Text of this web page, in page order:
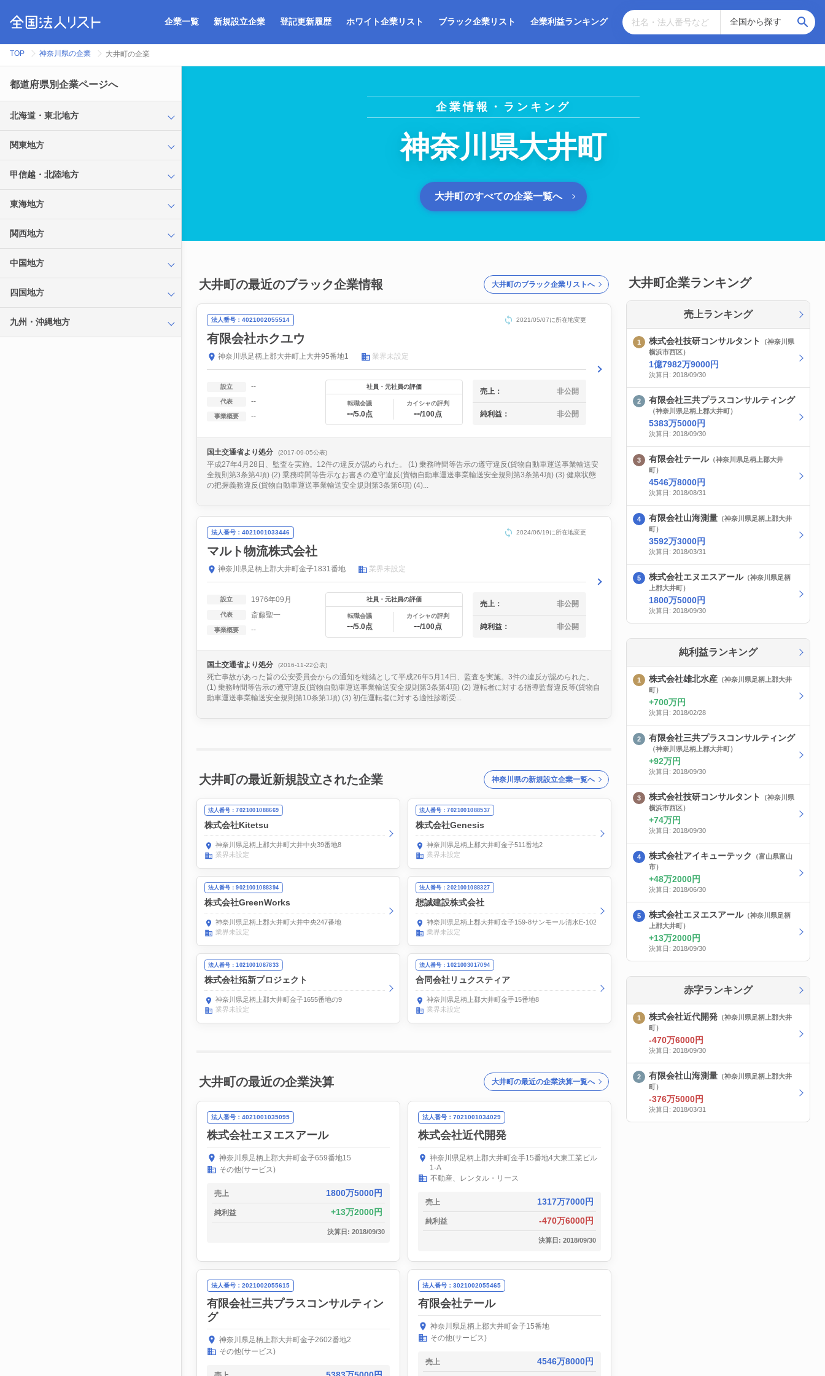
企業一覧 新規設立企業 登記更新履歴 ホワイト企業リスト ブラック企業リスト 企業利益ランキング
TOP 神奈川県の企業 大井町の企業
都道府県別企業ページへ
北海道・東北地方
関東地方
甲信越・北陸地方
東海地方
関西地方
中国地方
四国地方
九州・沖縄地方
企業情報・ランキング
神奈川県大井町
大井町のすべての企業一覧へ
大井町の最近のブラック企業情報 大井町のブラック企業リストへ
法人番号：4021002055514 2021/05/07に所在地変更
有限会社ホクユウ
神奈川県足柄上郡大井町上大井95番地1 業界未設定
設立 --
代表 --
事業概要 --
社員・元社員の評価
転職会議
--/5.0点
カイシャの評判
--/100点
売上： 非公開
純利益： 非公開
国土交通省より処分 (2017-09-05公表)
平成27年4月28日、監査を実施。12件の違反が認められた。 (1) 乗務時間等告示の遵守違反(貨物自動車運送事業輸送安
全規則第3条第4項) (2) 乗務時間等告示なお書きの遵守違反(貨物自動車運送事業輸送安全規則第3条第4項) (3) 健康状態
の把握義務違反(貨物自動車運送事業輸送安全規則第3条第6項) (4)...
法人番号：4021001033446 2024/06/19に所在地変更
マルト物流株式会社
神奈川県足柄上郡大井町金子1831番地 業界未設定
設立 1976年09月
代表 斎藤聖一
事業概要 --
社員・元社員の評価
転職会議
--/5.0点
カイシャの評判
--/100点
売上： 非公開
純利益： 非公開
国土交通省より処分 (2016-11-22公表)
死亡事故があった旨の公安委員会からの通知を端緒として平成26年5月14日、監査を実施。3件の違反が認められた。
(1) 乗務時間等告示の遵守違反(貨物自動車運送事業輸送安全規則第3条第4項) (2) 運転者に対する指導監督違反等(貨物自
動車運送事業輸送安全規則第10条第1項) (3) 初任運転者に対する適性診断受...
大井町の最近新規設立された企業 神奈川県の新規設立企業一覧へ
法人番号：7021001088669
株式会社Kitetsu
神奈川県足柄上郡大井町大井中央39番地8
業界未設定
法人番号：7021001088537
株式会社Genesis
神奈川県足柄上郡大井町金子511番地2
業界未設定
法人番号：9021001088394
株式会社GreenWorks
神奈川県足柄上郡大井町大井中央247番地
業界未設定
法人番号：2021001088327
想誠建設株式会社
神奈川県足柄上郡大井町金子159-8サンモール清水E-102
業界未設定
法人番号：1021001087833
株式会社拓新プロジェクト
神奈川県足柄上郡大井町金子1655番地の9
業界未設定
法人番号：1021003017094
合同会社リュクスティア
神奈川県足柄上郡大井町金手15番地8
業界未設定
大井町の最近の企業決算 大井町の最近の企業決算一覧へ
法人番号：4021001035095
株式会社エヌエスアール
神奈川県足柄上郡大井町金子659番地15
その他(サービス)
売上 1800万5000円
純利益 13万2000円
決算日: 2018/09/30
法人番号：7021001034029
株式会社近代開発
神奈川県足柄上郡大井町金手15番地4大東工業ビル
1-A
不動産、レンタル・リース
売上 1317万7000円
純利益 -470万6000円
決算日: 2018/09/30
法人番号：2021002055615
有限会社三共プラスコンサルティン
グ
神奈川県足柄上郡大井町金子2602番地2
その他(サービス)
法人番号：3021002055465
有限会社テール
神奈川県足柄上郡大井町金子15番地
その他(サービス)
売上
4546万8000円
大井町企業ランキング
売上ランキング
株式会社技研コンサルタント
（神奈川県
横浜市西区）
1億7982万9000円
決算日: 2018/09/30
有限会社三共プラスコンサルティング
（神奈川県足柄上郡大井町）
5383万5000円
決算日: 2018/09/30
有限会社テール（神奈川県足柄上郡大井
町）
4546万8000円
決算日: 2018/08/31
有限会社山海測量 （神奈川県足柄上郡大井
町）
3592万3000円
決算日: 2018/03/31
株式会社エヌエスアール（神奈川県足柄
上郡大井町）
1800万5000円
決算日: 2018/09/30
純利益ランキング
株式会社雄北水産 （神奈川県足柄上郡大井
町）
700万円
決算日: 2018/02/28
有限会社三共プラスコンサルティング
（神奈川県足柄上郡大井町）
92万円
決算日: 2018/09/30
株式会社技研コンサルタント
（神奈川県
横浜市西区）
74万円
決算日: 2018/09/30
株式会社アイキューテック
（富山県富山
市）
48万2000円
決算日: 2018/06/30
株式会社エヌエスアール（神奈川県足柄
上郡大井町）
13万2000円
決算日: 2018/09/30
赤字ランキング
株式会社近代開発 （神奈川県足柄上郡大井
町）
-470万6000円
決算日: 2018/09/30
有限会社山海測量 （神奈川県足柄上郡大井
町）
-376万5000円
決算日: 2018/03/31